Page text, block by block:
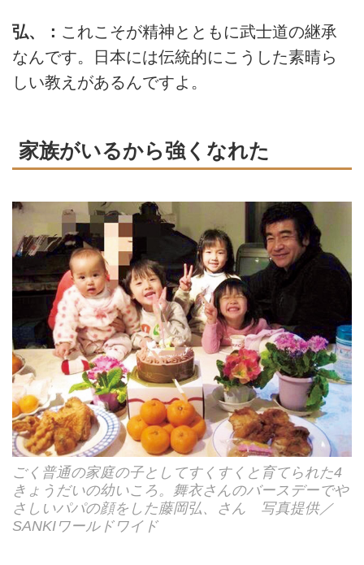
弘、： これこそが精神とともに武士道の継承
なんです。日本には伝統的にこうした素晴ら
しい教えがあるんですよ。
家族がいるから強くなれた
ごく普通の家庭の子としてすくすくと育てられた4
きょうだいの幼いころ。舞衣さんのバースデーでや
さしいパパの顔をした藤岡弘、さん 写真提供／
SANKIワールドワイド